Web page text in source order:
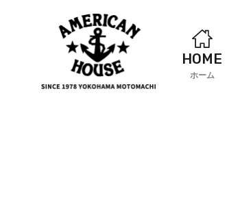
HOME
ホーム